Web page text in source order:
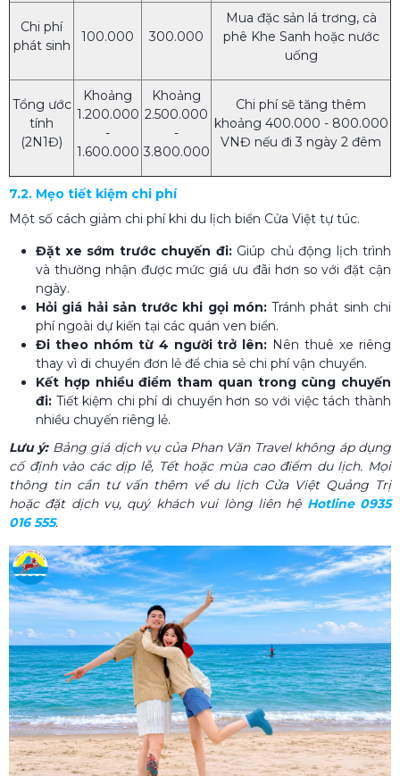
Chi phí
phát sinh
100.000 300.000
Mua đặc sản lá trơng, cà
phê Khe Sanh hoặc nước
uống
Tổng ước
tính
(2N1Đ)
Khoảng
1.200.000
-
1.600.000
Khoảng
2.500.000
-
3.800.000
Chi phí sẽ tăng thêm
khoảng 400.000 - 800.000
VNĐ nếu đi 3 ngày 2 đêm
7.2. Mẹo tiết kiệm chi phí
Một số cách giảm chi phí khi du lịch biển Cửa Việt tự túc.
Đặt xe sớm trước chuyến đi: Giúp chủ động lịch trình
và thường nhận được mức giá ưu đãi hơn so với đặt cận
ngày.
Hỏi giá hải sản trước khi gọi món:Tránh phát sinh chi
phí ngoài dự kiến tại các quán ven biển.
Đi theo nhóm từ 4 người trở lên: Nên thuê xe riêng
thay vì di chuyển đơn lẻ để chia sẻ chi phí vận chuyển.
Kết hợp nhiều điểm tham quan trong cùng chuyến
đi: Tiết kiệm chi phí di chuyển hơn so với việc tách thành
nhiều chuyến riêng lẻ.
Lưu ý: Bảng giá dịch vụ của Phan Văn Travel không áp dụng
cố định vào các dịp lễ, Tết hoặc mùa cao điểm du lịch. Mọi
thông tin cần tư vấn thêm về du lịch Cửa Việt Quảng Trị
hoặc đặt dịch vụ, quý khách vui lòng liên hệ Hotline 0935
016 555.